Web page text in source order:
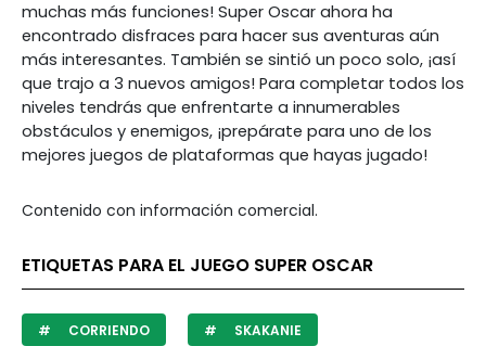
muchas más funciones! Super Oscar ahora ha
encontrado disfraces para hacer sus aventuras aún
más interesantes. También se sintió un poco solo, ¡así
que trajo a 3 nuevos amigos! Para completar todos los
niveles tendrás que enfrentarte a innumerables
obstáculos y enemigos, ¡prepárate para uno de los
mejores juegos de plataformas que hayas jugado!
Contenido con información comercial.
ETIQUETAS PARA EL JUEGO SUPER OSCAR
CORRIENDO SKAKANIE